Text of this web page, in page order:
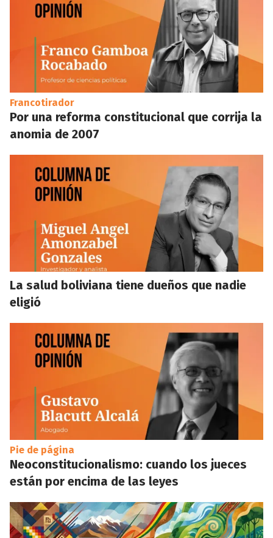
Francotirador
Por una reforma constitucional que corrija la
anomia de 2007
La salud boliviana tiene dueños que nadie
eligió
Pie de página
Neoconstitucionalismo: cuando los jueces
están por encima de las leyes